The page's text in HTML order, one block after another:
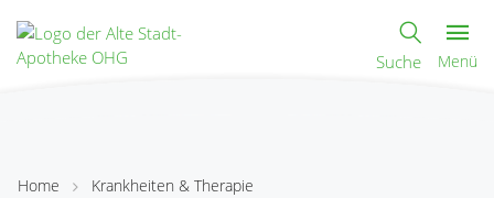
Suche Menü
Home
Krankheiten & Therapie